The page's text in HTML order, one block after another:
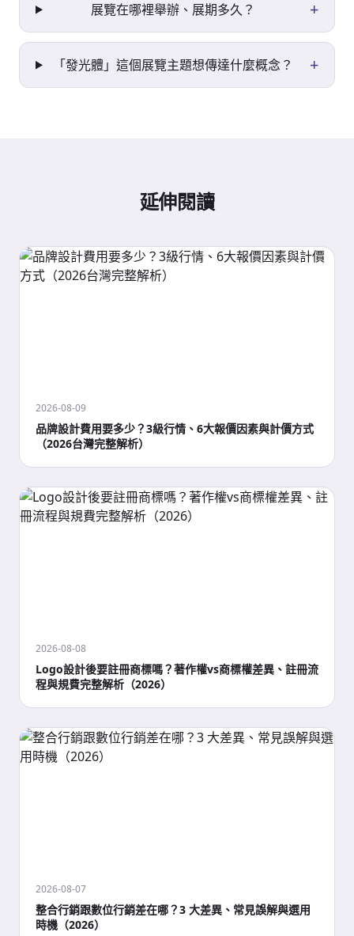
展覽在哪裡舉辦、展期多久？ +
「發光體」這個展覽主題想傳達什麼概念？ +
延伸閱讀
2026-08-09
品牌設計費用要多少？3級行情、6大報價因素與計價方式
（2026台灣完整解析）
2026-08-08
Logo設計後要註冊商標嗎？著作權vs商標權差異、註冊流
程與規費完整解析（2026）
2026-08-07
整合行銷跟數位行銷差在哪？3 大差異、常見誤解與選用
時機（2026）